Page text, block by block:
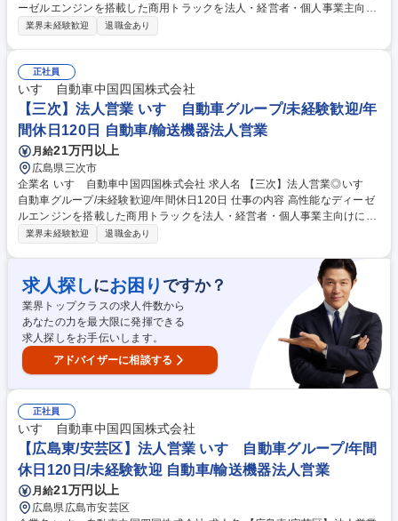
ーゼルエンジンを搭載した商用トラックを法人・経営者・個人事業主向け
にお客様のニーズに合わせてカスタマイズ提案を伴う営業活動をお任せし
たる提案を行って頂きます。 また、いすゞでは「運ぶを支える」を合言葉
にトラックの稼働を止めないことにこだわっており、業界に先駆けてMIM
AMORIという車体の状況把握ソフトやマフラーの差圧計を取付て大きなト
ラブル前を未然に対処できる強みから信頼獲得に繋がっています。 募集職
種 【東広島】法人営業◎いすゞ自動車グループ/未経験歓迎/年間休日120
日
業界未経験歓迎 退職金あり
正社員
いすゞ自動車中国四国株式会社
【三次】法人営業 いすゞ自動車グループ/未経験歓迎/年
間休日120日 自動車/輸送機器法人営業
月給21万円以上
広島県三次市
企業名 いすゞ自動車中国四国株式会社 求人名 【三次】法人営業◎いすゞ
自動車グループ/未経験歓迎/年間休日120日 仕事の内容 高性能なディーゼ
ルエンジンを搭載した商用トラックを法人・経営者・個人事業主向けにお
客様のニーズに合わせてカスタマイズ提案を伴う営業活動をお任せしま
の情報をヒアリングしながらトラック荷台の材質や大きさなど多岐にわた
る提案を行って頂きます。 また、いすゞでは「運ぶを支える」を合言葉に
トラックの稼働を止めないことにこだわっており、業界に先駆けてMIMA
MORIという車体の状況把握ソフトやマフラーの差圧計を取付て大きなト
ラブル前を未然に対処できる強みから信頼獲得に繋がっています。 募集職
種 【三次】法人営業◎いすゞ自動車グループ/未経験歓迎/年間休日120日
業界未経験歓迎 退職金あり
求人探しにお困り ですか？
業界トップクラスの求人件数から
あなたの力を最大限に発揮できる
求人探しをお手伝いします。
アドバイザーに相談する
正社員
いすゞ自動車中国四国株式会社
【広島東/安芸区】法人営業 いすゞ自動車グループ/年間
休日120日/未経験歓迎 自動車/輸送機器法人営業
月給21万円以上
広島県広島市安芸区